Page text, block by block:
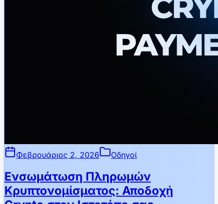
Φεβρουάριος 2, 2026 Οδηγοί
Ενσωμάτωση Πληρωμών
Κρυπτονομίσματος: Αποδοχή